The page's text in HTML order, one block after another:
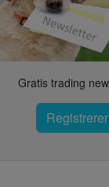
Gratis trading